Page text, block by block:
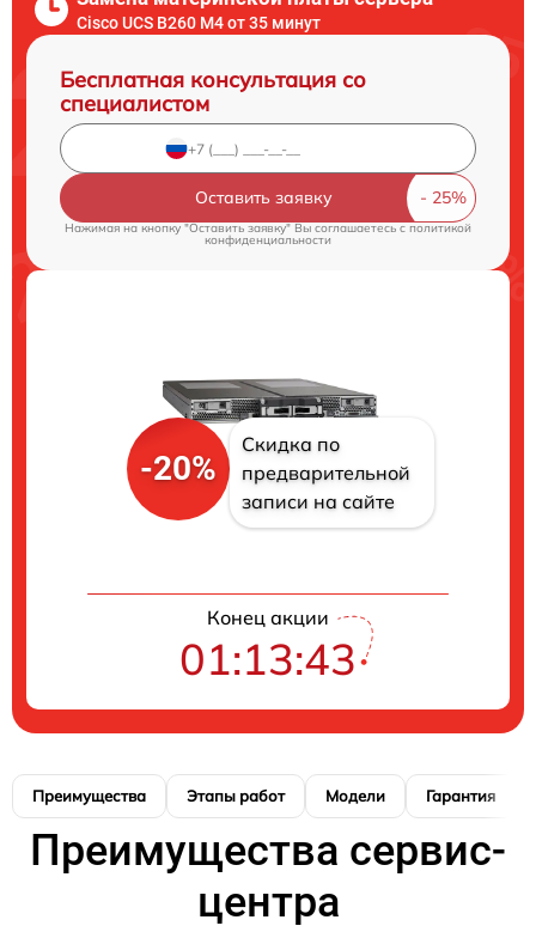
Cisco UCS B260 M4 от 35 минут
Бесплатная консультация со
специалистом
Оставить заявку
Нажимая на кнопку "Оставить заявку" Вы соглашаетесь cполитикой
конфиденциальности
-20%
Скидка по
предварительной
записи на сайте
Конец акции
01:13:42
Преимущества Этапы работ Модели Гарантия
Преимущества сервис-
центра